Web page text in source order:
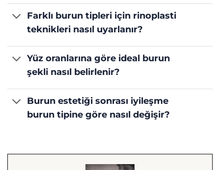
Farklı burun tipleri için rinoplasti
teknikleri nasıl uyarlanır?
Yüz oranlarına göre ideal burun
şekli nasıl belirlenir?
Burun estetiği sonrası iyileşme
burun tipine göre nasıl değişir?